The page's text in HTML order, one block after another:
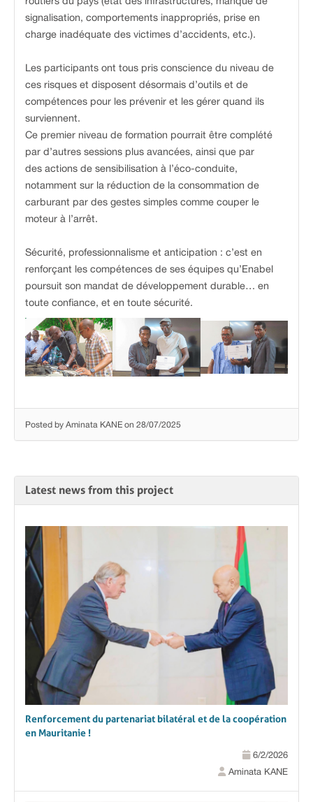
signalisation, comportements inappropriés, prise en
charge inadéquate des victimes d’accidents, etc.).
Les participants ont tous pris conscience du niveau de
ces risques et disposent désormais d’outils et de
compétences pour les prévenir et les gérer quand ils
surviennent.
Ce premier niveau de formation pourrait être complété
par d’autres sessions plus avancées, ainsi que par
des actions de sensibilisation à l’éco-conduite,
notamment sur la réduction de la consommation de
carburant par des gestes simples comme couper le
moteur à l’arrêt.
Sécurité, professionnalisme et anticipation : c’est en
renforçant les compétences de ses équipes qu’Enabel
poursuit son mandat de développement durable… en
toute confiance, et en toute sécurité.
Posted by Aminata KANE on 28/07/2025
Latest news from this project
Renforcement du partenariat bilatéral et de la coopération
en Mauritanie !
6/2/2026
Aminata KANE